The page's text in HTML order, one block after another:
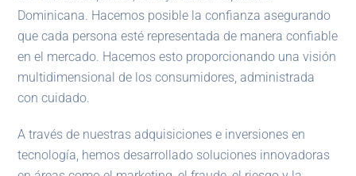
Dominicana. Hacemos posible la confianza asegurando
que cada persona esté representada de manera confiable
en el mercado. Hacemos esto proporcionando una visión
multidimensional de los consumidores, administrada
con cuidado.
A través de nuestras adquisiciones e inversiones en
tecnología, hemos desarrollado soluciones innovadoras